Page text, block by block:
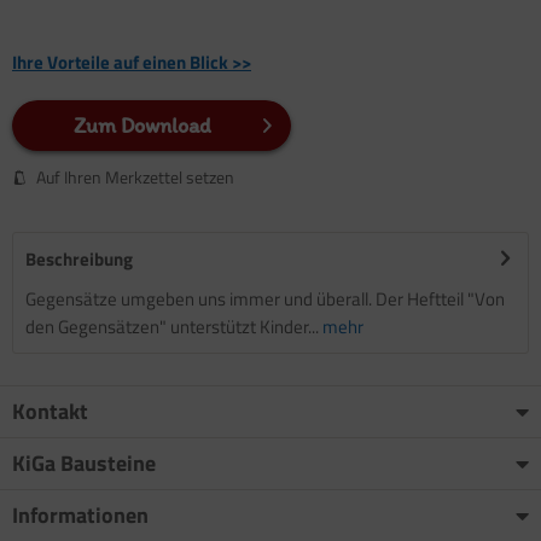
Ihre Vorteile auf einen Blick >>
Zum Download
Auf Ihren Merkzettel setzen
Beschreibung
Gegensätze umgeben uns immer und überall. Der Heftteil "Von
den Gegensätzen" unterstützt Kinder... mehr
Kontakt
KiGa Bausteine
Informationen